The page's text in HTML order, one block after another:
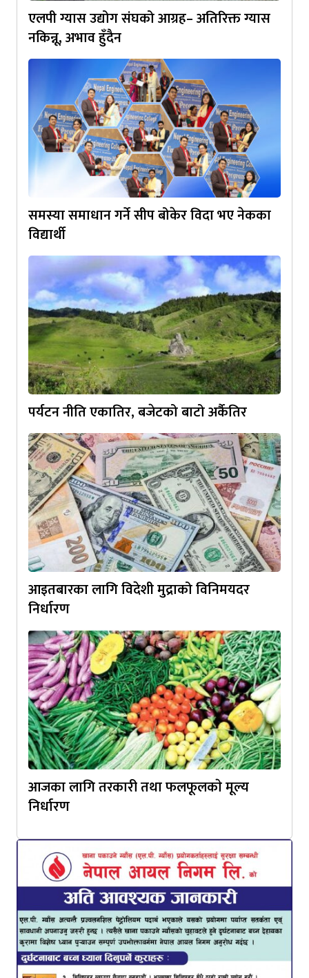
एलपी ग्यास उद्योग संघको आग्रह– अतिरिक्त ग्यास
नकिन्नू, अभाव हुँदैन
समस्या समाधान गर्ने सीप बोकेर विदा भए नेकका
विद्यार्थी
पर्यटन नीति एकातिर, बजेटको बाटो अर्कैतिर
आइतबारका लागि विदेशी मुद्राको विनिमयदर
निर्धारण
आजका लागि तरकारी तथा फलफूलकाे मूल्य
निर्धारण